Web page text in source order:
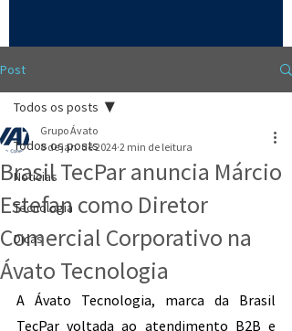
Post
Todos os posts
Notícias
Tecnologia
Dicas
Todos os posts
Brasil TecPar anuncia Márcio
Estefan como Diretor
Comercial Corporativo na
Ávato Tecnologia
Grupo Ávato
8 de jan. de 2024 2 min de leitura
A Ávato Tecnologia, marca da Brasil
TecPar voltada ao atendimento B2B e